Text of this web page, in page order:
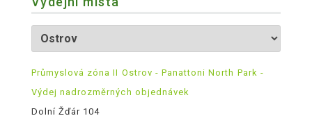
Průmyslová zóna II Ostrov - Panattoni North Park -
Výdej nadrozměrných objednávek
Dolní Žďár 104